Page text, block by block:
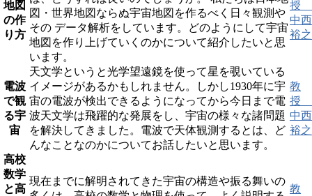
地図
の作
り方
図・世界地図ならぬ宇宙地図を作るべく日々観測や
その データ解析をしています。どのようにして宇宙
地図を作り上げていくのかについて紹介したいと思
います。
授
中西
裕之
電波
で観
る宇
宙
天文学というと光学望遠鏡を使って星を覗いている
イメージがあるかもしれません。しかし1930年に宇
宙の電波が検出できるようになってから今日まで電
波天文学は飛躍的な発展をし、宇宙の様々な諸問題
を解決してきました。電波で天体観測するとは、ど
んなことなのかについてお話したいと思います。
教
授
中西
裕之
高校
数学
と高
現在までに解明されてきた宇宙の構造や振る舞いの
教